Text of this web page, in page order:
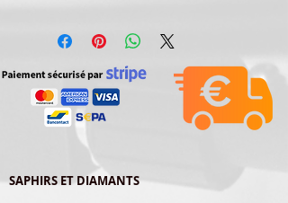
SAPHIRS ET DIAMANTS